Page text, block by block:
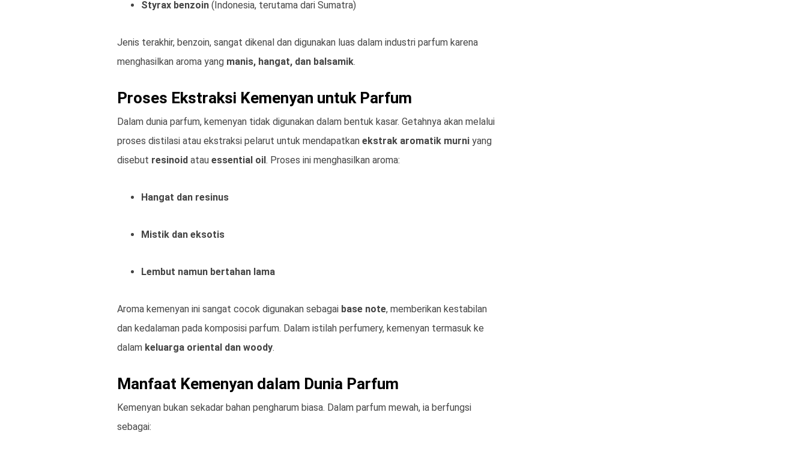
Styrax benzoin (Indonesia, terutama dari Sumatra)
Jenis terakhir, benzoin, sangat dikenal dan digunakan luas dalam industri parfum karena
menghasilkan aroma yang manis, hangat, dan balsamik.
Proses Ekstraksi Kemenyan untuk Parfum
Dalam dunia parfum, kemenyan tidak digunakan dalam bentuk kasar. Getahnya akan melalui
proses distilasi atau ekstraksi pelarut untuk mendapatkan ekstrak aromatik murni yang
disebut resinoid atau essential oil. Proses ini menghasilkan aroma:
Hangat dan resinus
Mistik dan eksotis
Lembut namun bertahan lama
Aroma kemenyan ini sangat cocok digunakan sebagai base note, memberikan kestabilan
dan kedalaman pada komposisi parfum. Dalam istilah perfumery, kemenyan termasuk ke
dalam keluarga oriental dan woody.
Manfaat Kemenyan dalam Dunia Parfum
Kemenyan bukan sekadar bahan pengharum biasa. Dalam parfum mewah, ia berfungsi
sebagai: